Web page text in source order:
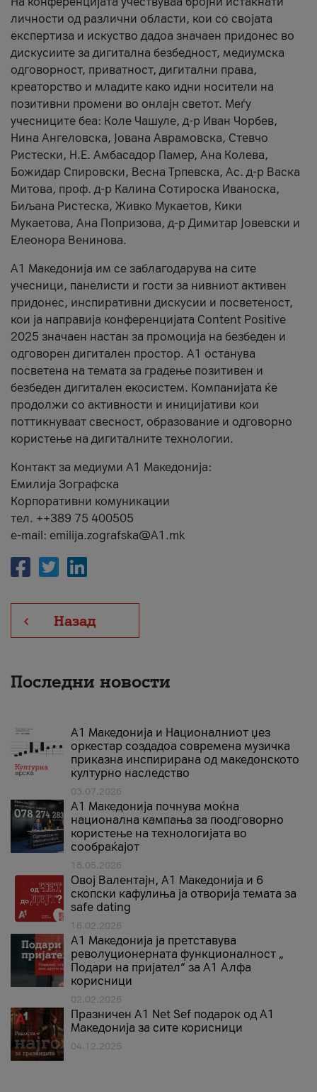
личности од различни области, кои со својата
експертиза и искуство дадоа значаен придонес во
дискусиите за дигитална безбедност, медиумска
одговорност, приватност, дигитални права,
креаторство и младите како идни носители на
позитивни промени во онлајн светот. Меѓу
учесниците беа: Коле Чашуле, д-р Иван Чорбев,
Нина Ангеловска, Јована Аврамовска, Стевчо
Ристески, Н.Е. Амбасадор Памер, Ана Колева,
Божидар Спировски, Весна Трпевска, Ас. д-р Васка
Митова, проф. д-р Калина Сотироска Иваноска,
Биљана Ристеска, Живко Мукаетов, Кики
Мукаетова, Ана Попризова, д-р Димитар Јовевски и
Елеонора Венинова.
А1 Македонија им се заблагодарува на сите
учесници, панелисти и гости за нивниот активен
придонес, инспиративни дискусии и посветеност,
кои ја направија конференцијата Content Positive
2025 значаен настан за промоција на безбеден и
одговорен дигитален простор. А1 останува
посветена на темата за градење позитивен и
безбеден дигитален екосистем. Компанијата ќе
продолжи со активности и иницијативи кои
поттикнуваат свесност, образование и одговорно
користење на дигиталните технологии.
Контакт за медиуми А1 Македонија:
Емилија Зографска
Корпоративни комуникации
тел. ++389 75 400505
e-mail: emilija.zografska@A1.mk
Назад
Последни новости
А1 Македонија и Националниот џез
оркестар создадоа современа музичка
приказна инспирирана од македонското
културно наследство
03.07.2026
A1 Македонија почнува моќна
национална кампања за поодговорно
користење на технологијата во
сообраќајот
18.05.2026
Овој Валентајн, A1 Македонија и 6
скопски кафулиња ја отворија темата за
safe dating
16.02.2026
А1 Македонија ја претставува
револуционерната функционалност „
Подари на пријател“ за А1 Алфа
корисници
02.02.2026
Празничен A1 Net Sеf подарок од А1
Македонија за сите корисници
04.12.2025